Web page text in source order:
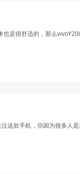
是很舒适的，那么
这款手机，但因为很多人